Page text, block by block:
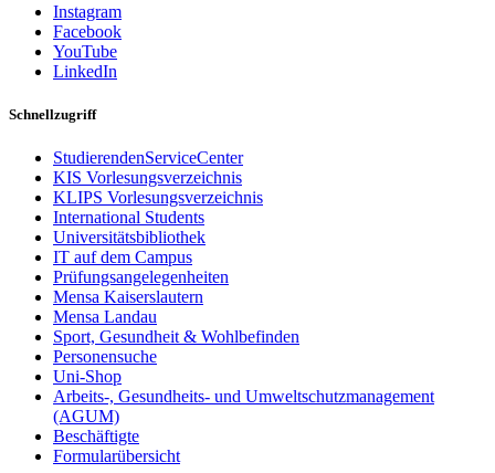
Instagram
Facebook
YouTube
LinkedIn
Schnellzugriff
StudierendenServiceCenter
KIS Vorlesungsverzeichnis
KLIPS Vorlesungsverzeichnis
International Students
Universitätsbibliothek
IT auf dem Campus
Prüfungsangelegenheiten
Mensa Kaiserslautern
Mensa Landau
Sport, Gesundheit & Wohlbefinden
Personensuche
Uni-Shop
Arbeits-, Gesundheits- und Umweltschutzmanagement
(AGUM)
Beschäftigte
Formularübersicht